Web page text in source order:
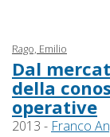
Rago, Emilio
Dal
della
operative
2013 - Franco